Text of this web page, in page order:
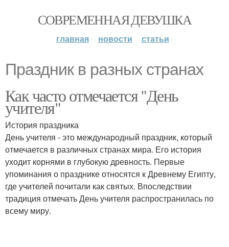
СОВРЕМЕННАЯ ДЕВУШКА
главная новости статьи
Праздник в разных странах
Как часто отмечается "День
учителя"
История праздника
День учителя - это международный праздник, который
отмечается в различных странах мира. Его история
уходит корнями в глубокую древность. Первые
упоминания о празднике относятся к Древнему Египту,
где учителей почитали как святых. Впоследствии
традиция отмечать День учителя распространилась по
всему миру.